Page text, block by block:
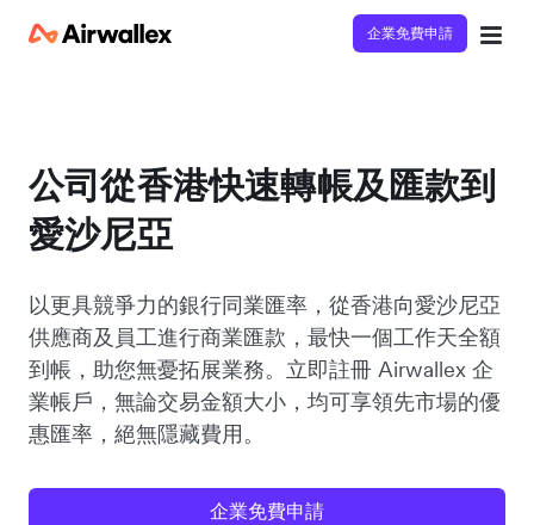
企業免費申請
公司從香港快速轉帳及匯款到
愛沙尼亞
以更具競爭力的銀行同業匯率，從香港向愛沙尼亞
供應商及員工進行商業匯款，最快一個工作天全額
到帳，助您無憂拓展業務。立即註冊 Airwallex 企
業帳戶，無論交易金額大小，均可享領先市場的優
惠匯率，絕無隱藏費用。
企業免費申請